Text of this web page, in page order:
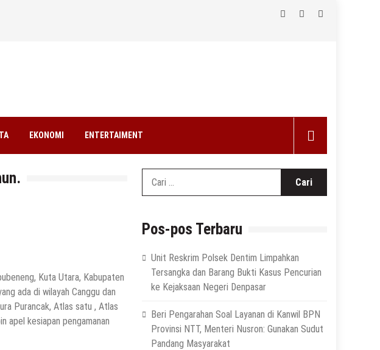
EKONOMI ENTERTAIMENT
Kuta Utara, Kabupaten
ada di wilayah Canggu dan
Purancak, Atlas satu , Atlas
apel kesiapan pengamanan
Pos-pos Terbaru
Unit Reskrim Polsek Dentim Limpahkan
Tersangka dan Barang Bukti Kasus Pencurian
ke Kejaksaan Negeri Denpasar
Beri Pengarahan Soal Layanan di Kanwil BPN
Provinsi NTT, Menteri Nusron: Gunakan Sudut
Pandang Masyarakat